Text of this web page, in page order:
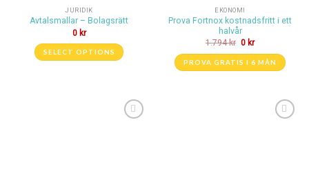
JURIDIK
Avtalsmallar – Bolagsrätt
0 kr
SELECT OPTIONS
EKONOMI
Prova Fortnox kostnadsfritt i ett
halvår
1.794kr 0 kr
PROVA GRATIS I 6 MÅN